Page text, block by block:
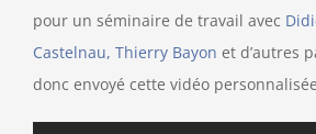
pour un séminaire de travail avec
Castelnau, Thierry Bayon et d’autres
donc envoyé cette vidéo